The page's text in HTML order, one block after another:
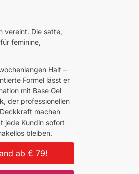
vereint. Die satte,
feminine,
Halt –
Formel lässt er
mit Base Gel
, der professionellen
machen
jede Kundin sofort
bleiben.
ab € 79!